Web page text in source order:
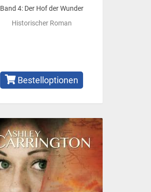
Band 4: Der Hof der Wunder
Historischer Roman
Bestelloptionen